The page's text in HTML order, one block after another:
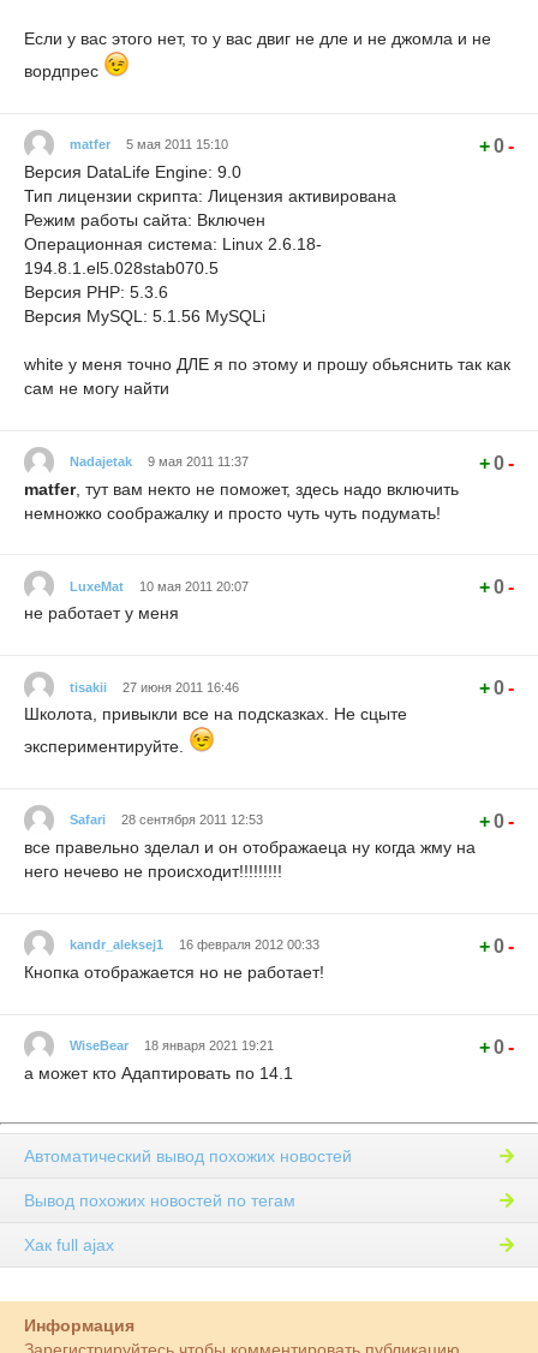
Если у вас этого нет, то у вас двиг не дле и не джомла и не
вордпрес
matfer 5 мая 2011 15:10 +0-
Версия DataLife Engine: 9.0
Тип лицензии скрипта: Лицензия активирована
Режим работы сайта: Включен
Операционная система: Linux 2.6.18-
194.8.1.el5.028stab070.5
Версия PHP: 5.3.6
Версия MySQL: 5.1.56 MySQLi
white у меня точно ДЛЕ я по этому и прошу обьяснить так как
сам не могу найти
Nadajetak 9 мая 2011 11:37 +0-
matfer, тут вам некто не поможет, здесь надо включить
немножко соображалку и просто чуть чуть подумать!
LuxeMat 10 мая 2011 20:07 +0-
не работает у меня
tisakii 27 июня 2011 16:46 +0-
Школота, привыкли все на подсказках. Не сцыте
экспериментируйте.
Safari 28 сентября 2011 12:53 +0-
все правельно зделал и он отображаеца ну когда жму на
него нечево не происходит!!!!!!!!!
kandr_aleksej1 16 февраля 2012 00:33 +0-
Кнопка отображается но не работает!
WiseBear 18 января 2021 19:21 +0-
а может кто Адаптировать по 14.1
Автоматический вывод похожих новостей
Вывод похожих новостей по тегам
Хак full ajax
Информация